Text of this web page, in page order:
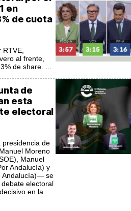
en
de cuota
al frente,
de share. ...
de
esta
electoral
presidencia de
Moreno
Manuel
Andalucía) y
Andalucía)— se
electoral
en la